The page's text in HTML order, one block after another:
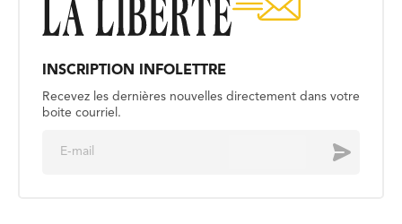
INSCRIPTION INFOLETTRE
Recevez les dernières nouvelles directement dans votre
boite courriel.
Envoyer